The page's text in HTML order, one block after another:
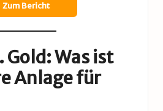
Zum Bericht
Gold: Was ist
Anlage für